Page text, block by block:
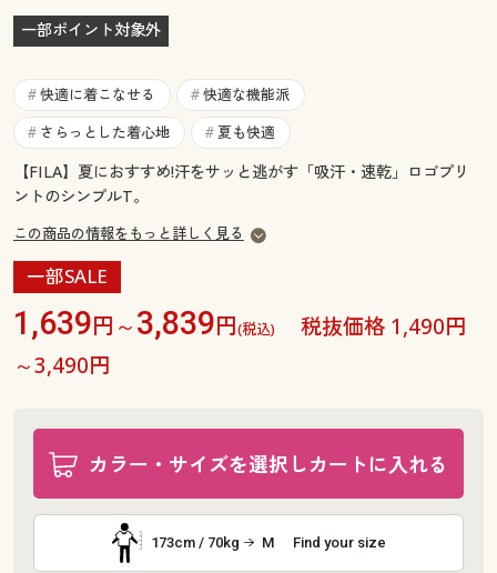
お気に入り
サポート
ご利用ガイド
よくある質問とお問い合わせ
サポート
よくある質問とお問い合わせ
一部ポイント対象外
# 快適に着こなせる # 快適な機能派
# さらっとした着心地 # 夏も快適
【FILA】夏におすすめ!汗をサッと逃がす「吸汗・速乾」ロゴプリ
ントのシンプルT。
この商品の情報をもっと詳しく見る
一部SALE
1,639円～3,839円(税込)
税抜価格 1,490円
～3,490円
カラー・サイズを選択しカートに入れる
173cm / 70kg M Find your size